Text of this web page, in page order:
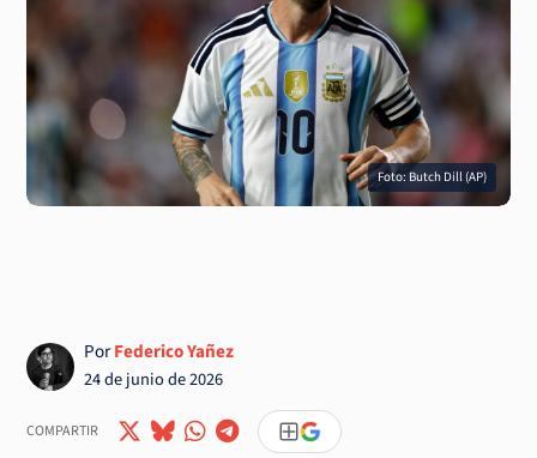
Foto: Butch Dill (AP)
PorFederico Yañez
24 de junio de 2026
COMPARTIR